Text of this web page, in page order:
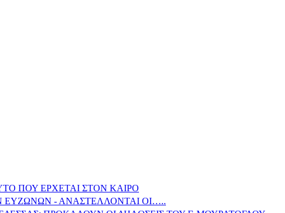
ΠΟΥ ΕΡΧΕΤΑΙ ΣΤΟΝ ΚΑΙΡΟ
ΕΥΖΩΝΩΝ - ΑΝΑΣΤΕΛΛΟΝΤΑΙ ΟΙ…..